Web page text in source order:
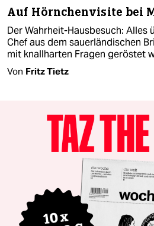
Auf Hörnchenvisite bei
Der Wahrheit-Hausbesuch: Alles
Chef aus dem sauerländischen
mit knallharten Fragen geröstet
Von Fritz Tietz